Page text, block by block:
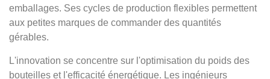
emballages. Ses cycles de production flexibles permettent
aux petites marques de commander des quantités
gérables.
L'innovation se concentre sur l'optimisation du poids des
bouteilles et l'efficacité énergétique. Les ingénieurs